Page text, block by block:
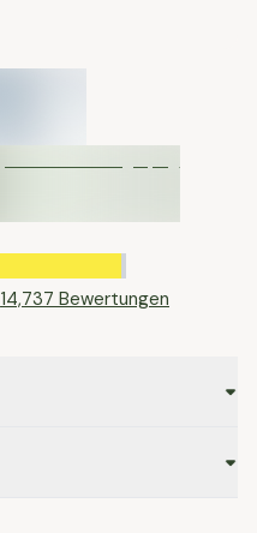
14,737 Bewertungen